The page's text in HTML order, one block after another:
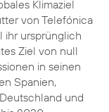
Klimaziel
von Telefónica
ihr ursprünglich
Ziel von null
in seinen
Spanien,
und